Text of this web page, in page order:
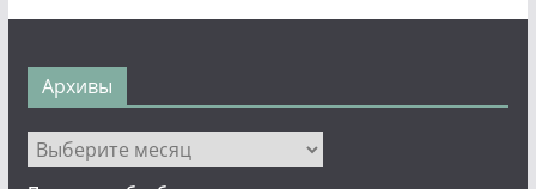
Архивы
Архивы